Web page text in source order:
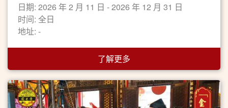
日期: 2026 年 2 月 11 日 - 2026 年 12 月 31 日
时间: 全日
地址: -
了解更多